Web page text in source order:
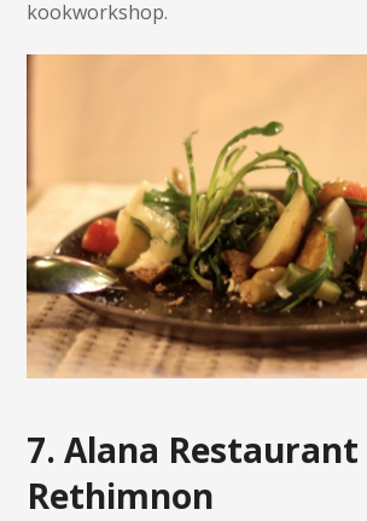
kookworkshop.
7. Alana Restaurant
Rethimnon